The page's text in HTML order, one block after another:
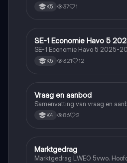
K5 37 1
Economie
SE-1 Economie Havo 5
SE-1 Economie Havo 5 2025-
K5 321 12
Economie
Vraag en aanbod
Samenvatting van vraag en
K4 86 2
Economie
Marktgedrag
Marktgedrag LWEO 5vwo.